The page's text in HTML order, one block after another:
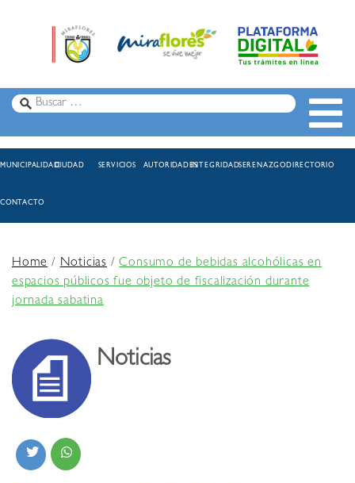
MUNICIPALIDADCIUDAD SERVICIOS AUTORIDADESINTEGRIDADSERENAZGODIRECTORIO
CONTACTO
Home/Noticias /Consumo de bebidas alcohólicas en
espacios públicos fue objeto de fiscalización durante
jornada sabatina
Noticias